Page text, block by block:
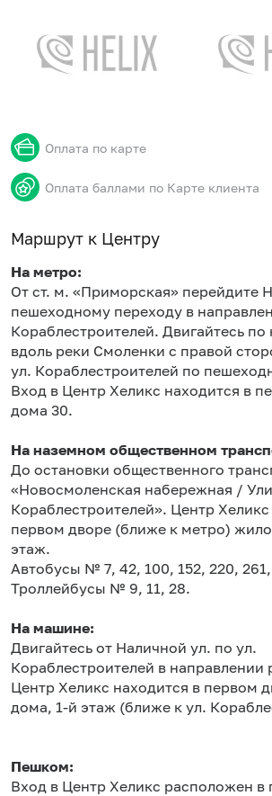
Оплата по карте
Оплата баллами по Карте клиента
Маршрут к Центру
На метро:
От ст. м. «Приморская» перейдите
пешеходному переходу в
Кораблестроителей. Двигайтесь
вдоль реки Смоленки с правой
ул. Кораблестроителей по
Вход в Центр Хеликс находится в
дома 30.
На наземном общественном
До остановки общественного
«Новосмоленская набережная /
Кораблестроителей». Центр
первом дворе (ближе к метро)
этаж.
Автобусы № 7, 42, 100, 152, 220,
Троллейбусы № 9, 11, 28.
На машине:
Двигайтесь от Наличной ул. по ул.
Кораблестроителей в направлении
Центр Хеликс находится в первом
дома, 1-й этаж (ближе к ул.
Пешком:
Вход в Центр Хеликс расположен в